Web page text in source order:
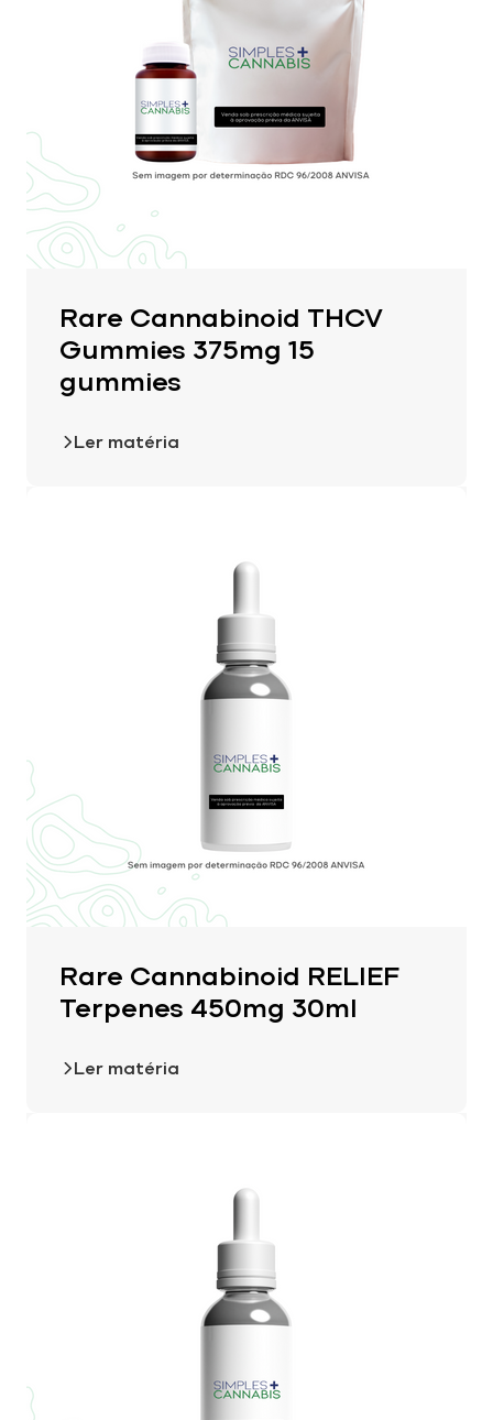
Rare Cannabinoid THCV
Gummies 375mg 15
gummies
Ler matéria
Rare Cannabinoid RELIEF
Terpenes 450mg 30ml
Ler matéria